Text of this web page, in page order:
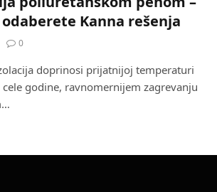
Kanna rešenja
0
doprinosi prijatnijoj temperaturi
godine, ravnomernijem zagrevanju